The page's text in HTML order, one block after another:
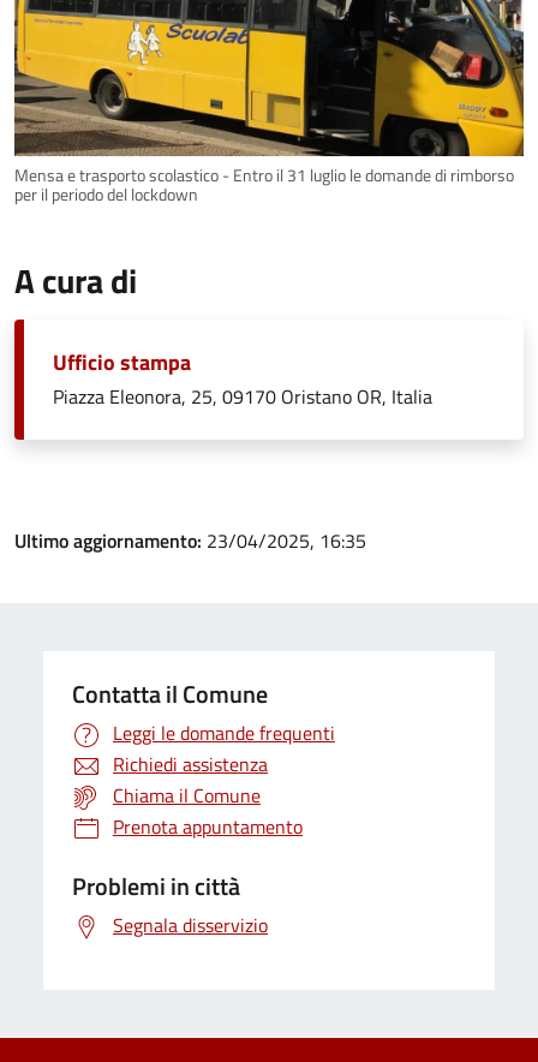
Mensa e trasporto scolastico - Entro il 31 luglio le domande di rimborso
per il periodo del lockdown
A cura di
Ufficio stampa
Piazza Eleonora, 25, 09170 Oristano OR, Italia
Ultimo aggiornamento: 23/04/2025, 16:35
Contatta il Comune
Leggi le domande frequenti
Richiedi assistenza
Chiama il Comune
Prenota appuntamento
Problemi in città
Segnala disservizio